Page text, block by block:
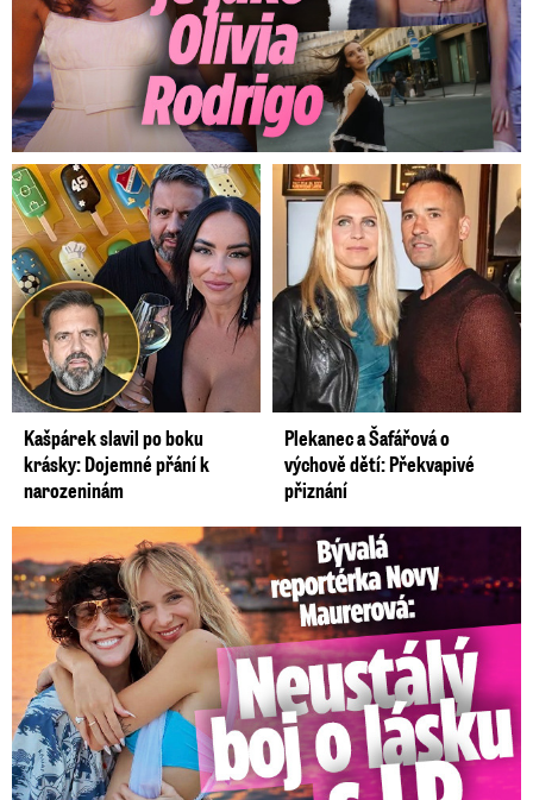
Kašpárek slavil po boku
krásky: Dojemné přání k
narozeninám
Plekanec a Šafářová o
výchově dětí: Překvapivé
přiznání
Bývalá reportérka Novy Maurerová: Neustálý boj o lásku s ...